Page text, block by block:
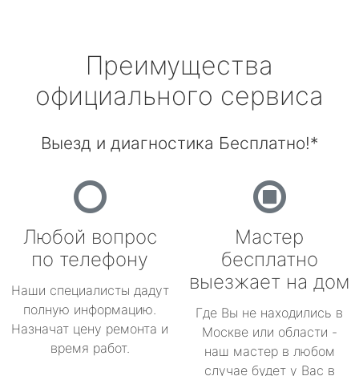
Преимущества
официального сервиса
Выезд и диагностика Бесплатно!*
Любой вопрос
по телефону
Наши специалисты дадут
полную информацию.
Назначат цену ремонта и
время работ.
Мастер
бесплатно
выезжает на дом
Где Вы не находились в
Москве или области -
наш мастер в любом
случае будет у Вас в